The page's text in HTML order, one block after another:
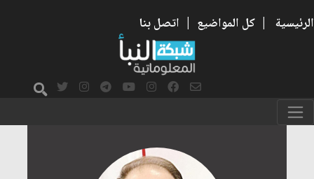
الرئيسية | كل المواضيع | اتصل بنا